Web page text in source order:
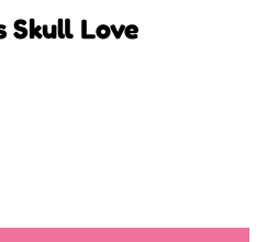
Skull Love